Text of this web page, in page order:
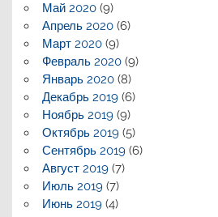
Май 2020(9)
Апрель 2020(6)
Март 2020(9)
Февраль 2020(9)
Январь 2020(8)
Декабрь 2019(6)
Ноябрь 2019(9)
Октябрь 2019(5)
Сентябрь 2019(6)
Август 2019(7)
Июль 2019(7)
Июнь 2019(4)